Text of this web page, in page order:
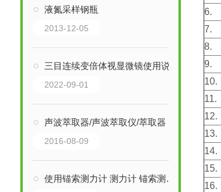
液氮采样钢瓶
2013-12-05
三目连续变倍体视显微镜使用说明
2022-09-01
声波萃取器/声波萃取仪/萃取器 KY-300
2016-08-09
使用锚索测力计 测力计 锚索测力仪
6.
7.
8.
9.
10.
11.
12.
13.
14.
15.
16.